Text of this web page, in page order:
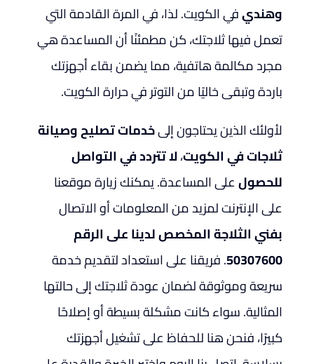
وهنديفي الكويت. لذا، في المرة القادمة التي
تعمل فيها ثلاجتك، كن مطمئنًا أن المساعدة هي
مجرد مكالمة هاتفية، مما يضمن بقاء أجهزتك
باردة وتبقى خاليًا من التوتر في حرارة الكويت.
لأولئك الذين يحتاجون إلىخدمات تصليح وصيانة
ثلاجات في الكويت،لا تتردد في التواصل
للحصولعلى المساعدة. يمكنك زيارة موقعنا
على الإنترنت لمزيد من المعلومات أو الاتصال
بفني الثلاجة المخصص لدينا على الرقم
50307600. فريقنا على استعداد لتقديم خدمة
سريعة وموثوقة لضمان عودة ثلاجتك إلى حالتها
المثالية. سواء كانت مشكلة بسيطة أو إصلاحًا
كبيرًا، فنحن هنا للحفاظ على تشغيل أجهزتك